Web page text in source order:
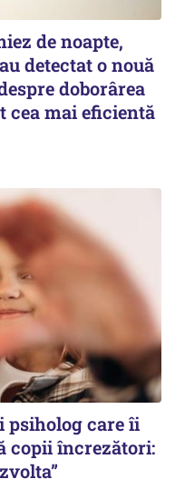
de noapte,
detectat o nouă
doborârea
cea mai eficientă
psiholog care îi
copii încrezători: